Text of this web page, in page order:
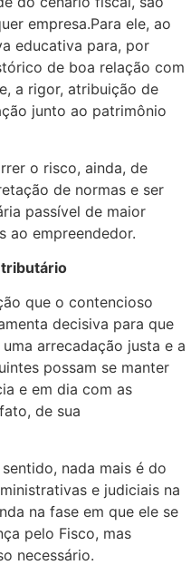
empresa.Para ele, ao
educativa para, por
de boa relação com
a rigor, atribuição de
junto ao patrimônio
o risco, ainda, de
de normas e ser
passível de maior
ao empreendedor.
que o contencioso
decisiva para que
arrecadação justa e a
possam se manter
e em dia com as
de sua
nada mais é do
e judiciais na
na fase em que ele se
pelo Fisco, mas
necessário.